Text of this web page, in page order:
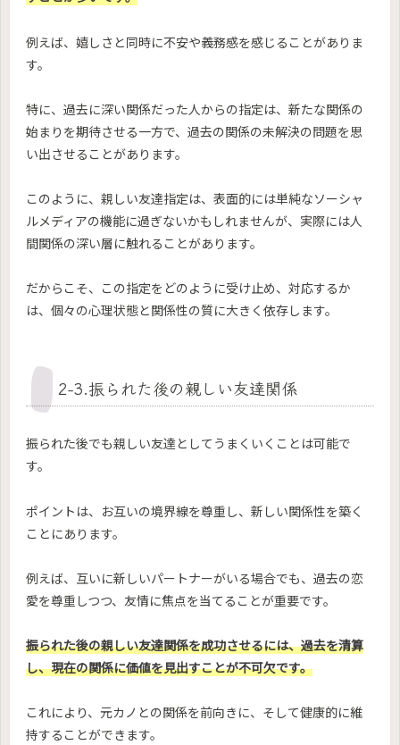
例えば、嬉しさと同時に不安や義務感を感じることがありま
す。
特に、過去に深い関係だった人からの指定は、新たな関係の
始まりを期待させる一方で、過去の関係の未解決の問題を思
い出させることがあります。
このように、親しい友達指定は、表面的には単純なソーシャ
ルメディアの機能に過ぎないかもしれませんが、実際には人
間関係の深い層に触れることがあります。
だからこそ、この指定をどのように受け止め、対応するか
は、個々の心理状態と関係性の質に大きく依存します。
2-3.振られた後の親しい友達関係
振られた後でも親しい友達としてうまくいくことは可能で
す。
ポイントは、お互いの境界線を尊重し、新しい関係性を築く
ことにあります。
例えば、互いに新しいパートナーがいる場合でも、過去の恋
愛を尊重しつつ、友情に焦点を当てることが重要です。
振られた後の親しい友達関係を成功させるには、過去を清算
し、現在の関係に価値を見出すことが不可欠です。
これにより、元カノとの関係を前向きに、そして健康的に維
持することができます。